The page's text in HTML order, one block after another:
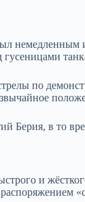
по
Берия, в то
и